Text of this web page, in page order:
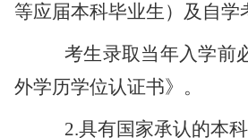
等应届本科毕业生）及自学
考生录取当年入学前
外学历学位认证书》。
2.具有国家承认的本